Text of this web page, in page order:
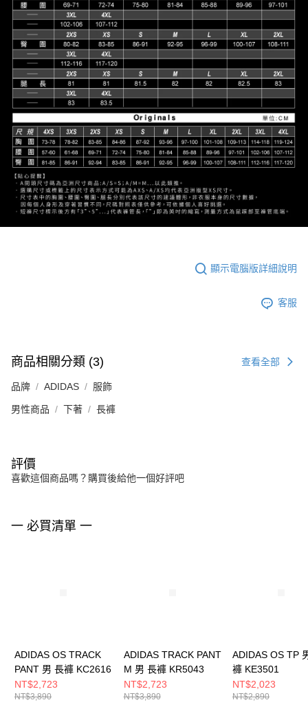
顯示電腦版詳細說明
客服
商品相關分類 (3) 查看全部
品牌 ADIDAS 服飾
男性商品 下著 長褲
評價
喜歡這個商品嗎？購買後給他一個好評吧
一 必買清單 一
ADIDAS OS TRACK
PANT 男 長褲 KC2616
NT$2,723
NT$3,890
ADIDAS TRACK PANT
M 男 長褲 KR5043
NT$2,723
NT$3,890
ADIDAS OS TP
褲 KE3501
NT$2,023
NT$2,890